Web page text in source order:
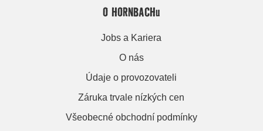
O HORNBACHu
Jobs a Kariera
O nás
Údaje o provozovateli
Záruka trvale nízkých cen
Všeobecné obchodní podmínky